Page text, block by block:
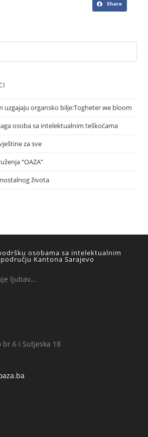
Share
uzgajaju organsko bilje:Togheter we bloom
osoba sa intelektualnim teškoćama
za sve
“OAZA”
života
osobama sa intelektualnim
Kantona Sarajevo
ljubav…
i Sutjeska 18